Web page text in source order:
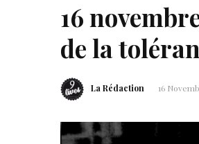
16
de la
La Rédaction 16